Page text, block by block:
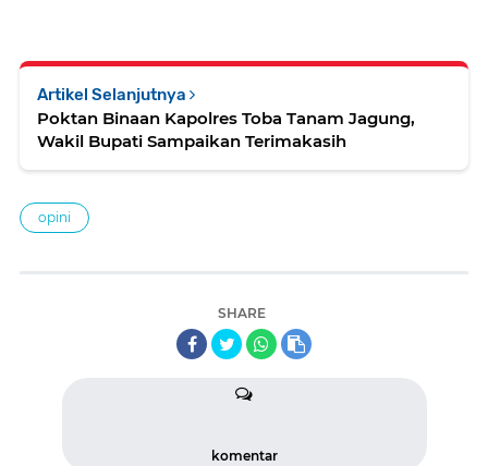
Artikel Selanjutnya
Poktan Binaan Kapolres Toba Tanam Jagung,
Wakil Bupati Sampaikan Terimakasih
opini
SHARE
komentar